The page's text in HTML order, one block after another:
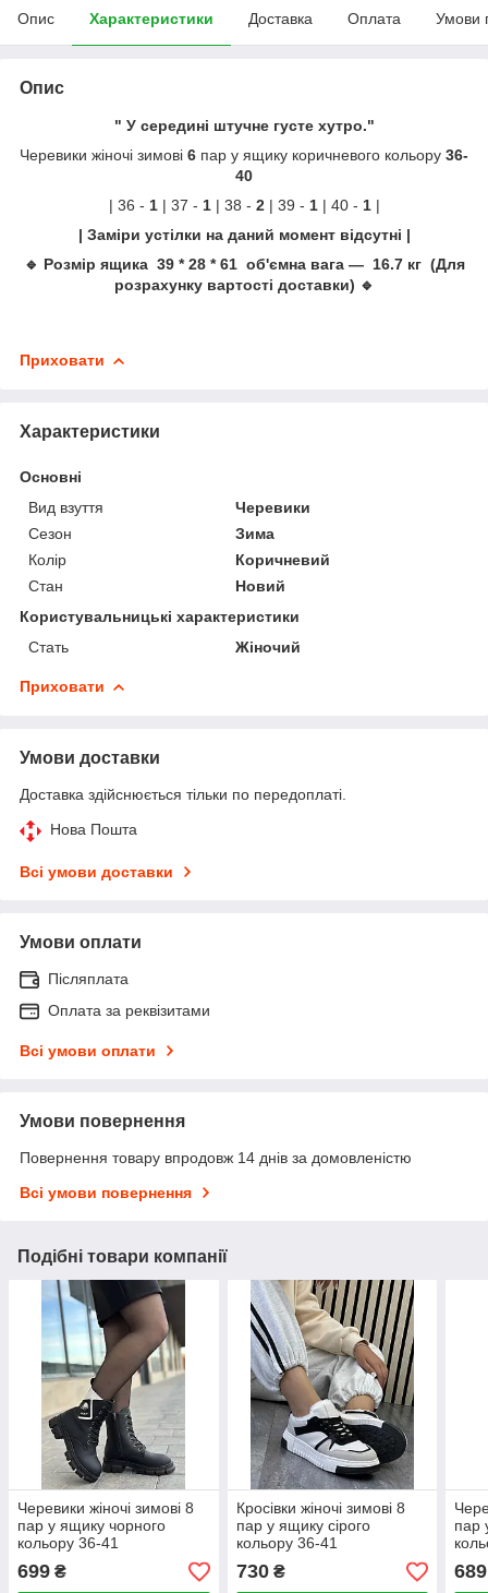
Опис Характеристики Доставка Оплата Умови
Опис
" У середині штучне густе хутро."
Черевики жіночі зимові 6 пар у ящику коричневого кольору 36-
40
| 36 - 1| 37 - 1| 38 - 2| 39 - 1| 40 - 1|
| Заміри устілки на даний момент відсутні |
🔹 Розмір ящика 39 * 28 * 61 об'ємна вага — 16.7 кг (Для
розрахунку вартості доставки) 🔹
Приховати
Характеристики
Основні
Вид взуття
Черевики
Сезон
Зима
Колір
Коричневий
Стан
Новий
Користувальницькі характеристики
Стать
Жіночий
Приховати
Умови доставки
Доставка здійснюється тільки по передоплаті.
Нова Пошта
Всі умови доставки
Умови оплати
Післяплата
Оплата за реквізитами
Всі умови оплати
Умови повернення
Повернення товару впродовж 14 днів за домовленістю
Всі умови повернення
Подібні товари компанії
Черевики жіночі зимові 8
пар у ящику чорного
кольору 36-41
699 ₴
Кросівки жіночі зимові 8
пар у ящику сірого
кольору 36-41
730₴
пар
689